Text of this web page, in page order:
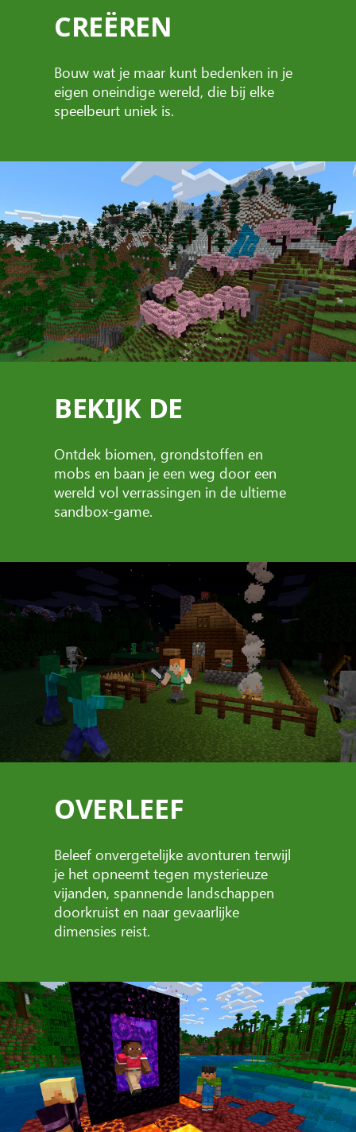
CREËREN
Bouw wat je maar kunt bedenken in je
eigen oneindige wereld, die bij elke
speelbeurt uniek is.
BEKIJK DE
Ontdek biomen, grondstoffen en
mobs en baan je een weg door een
wereld vol verrassingen in de ultieme
sandbox-game.
OVERLEEF
Beleef onvergetelijke avonturen terwijl
je het opneemt tegen mysterieuze
vijanden, spannende landschappen
doorkruist en naar gevaarlijke
dimensies reist.